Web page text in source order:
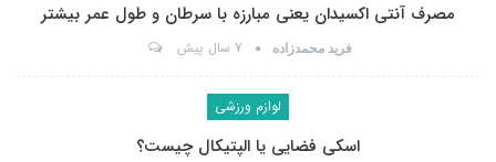
مصرف آنتی اکسیدان یعنی مبارزه با سرطان و طول عمر بیشتر
فرید محمدزاده 7 سال پیش
لوازم ورزشی
اسکی فضایی یا الپتیکال چیست؟